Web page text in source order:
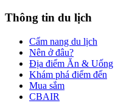
Thông tin du lịch
Cẩm nang du lịch
Nên ở đâu?
Địa điểm Ăn & Uống
Khám phá điểm đến
Mua sắm
CBAIR